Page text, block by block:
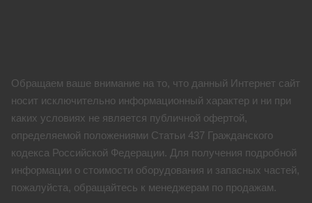
Обращаем ваше внимание на то, что данный Интернет сайт
носит исключительно информационный характер и ни при
каких условиях не является публичной офертой,
определяемой положениями Статьи 437 Гражданского
кодекса Российской Федерации. Для получения подробной
информации о стоимости оборудования и запасных частей,
пожалуйста, обращайтесь к менеджерам по продажам.